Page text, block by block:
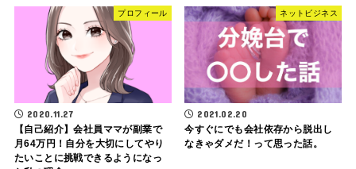
プロフィール
2020.11.27
【自己紹介】会社員ママが副業で
月64万円！自分を大切にしてやり
たいことに挑戦できるようになっ
ネットビジネス
2021.02.20
今すぐにでも会社依存から脱出し
なきゃダメだ！って思った話。